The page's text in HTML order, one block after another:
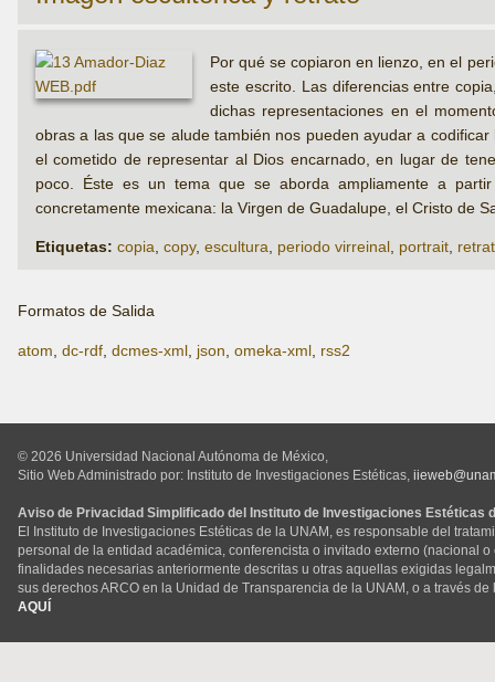
Por qué se copiaron en lienzo, en el
este escrito. Las diferencias entre
dichas representaciones en el
obras a las que se alude también nos pueden ayudar a
el cometido de representar al Dios encarnado, en lugar de
poco. Éste es un tema que se aborda ampliamente a
concretamente mexicana: la Virgen de Guadalupe, el Cristo de
Etiquetas: copia copy, escultura periodo virreinal portrait
Formatos de Salida
atom, dc-rdf, dcmes-xml, json, omeka-xml, rss2
© 2026 Universidad Nacional Autónoma de México,
Sitio Web Administrado por: Instituto de Investigaciones Estéticas,
Aviso de Privacidad Simplificado del Instituto de Investigaciones Estéticas
El Instituto de Investigaciones Estéticas de la UNAM, es responsable del
personal de la entidad académica, conferencista o invitado externo (nacional
finalidades necesarias anteriormente descritas u otras aquellas exigidas
sus derechos ARCO en la Unidad de Transparencia de la UNAM, o a través
AQUÍ